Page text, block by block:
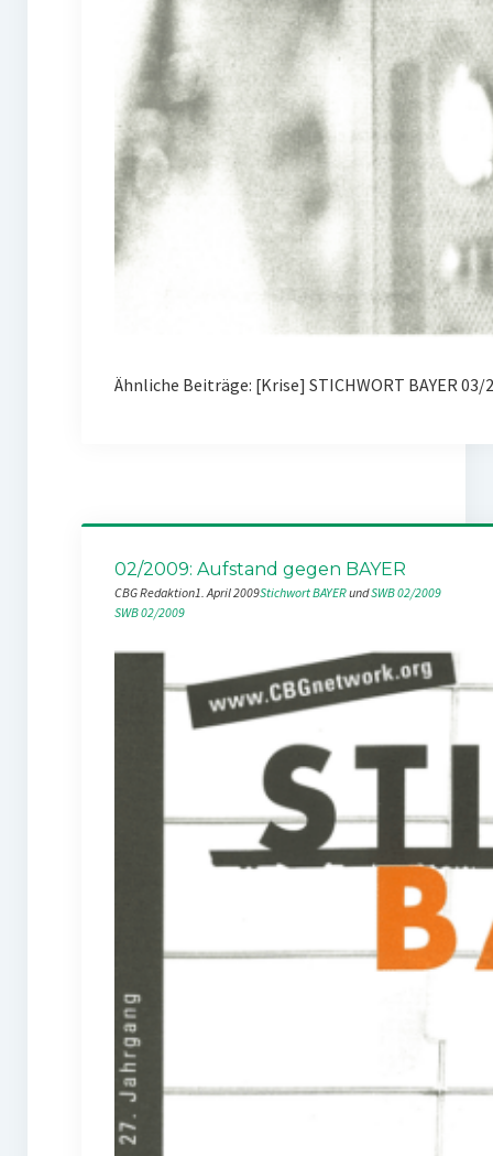
Ähnliche Beiträge: [Krise] STICHWORT BAYER
02/2009: Aufstand gegen BAYER
CBG Redaktion1. April 2009Stichwort BAYER und SWB 02/2009
SWB 02/2009